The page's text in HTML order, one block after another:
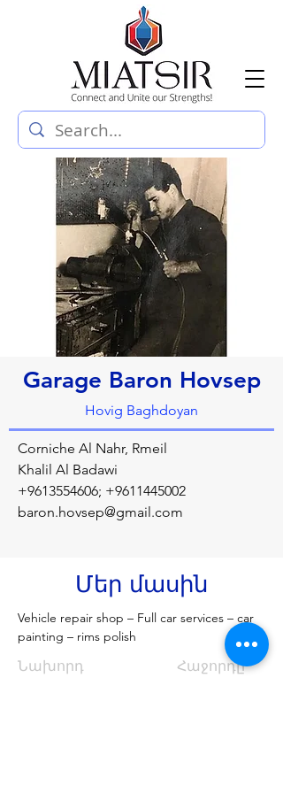
Garage Baron Hovsep
Hovig Baghdoyan
Corniche Al Nahr, Rmeil
Khalil Al Badawi
+9613554606; +9611445002
baron.hovsep@gmail.com
Մեր մասին
Vehicle repair shop – Full car services – car
painting – rims polish
Նախորդ Հաջորդը